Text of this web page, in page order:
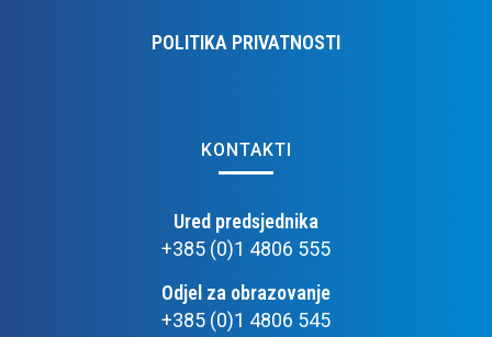
POLITIKA PRIVATNOSTI
KONTAKTI
Ured predsjednika
+385 (0)1 4806 555
Odjel za obrazovanje
+385 (0)1 4806 545